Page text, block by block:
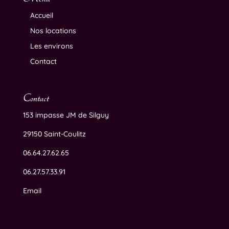
Accueil
Nos locations
Les environs
Contact
Contact
153 impasse JM de Silguy
29150 Saint-Coulitz
06.64.27.62.65
06.27.57.33.91
Email